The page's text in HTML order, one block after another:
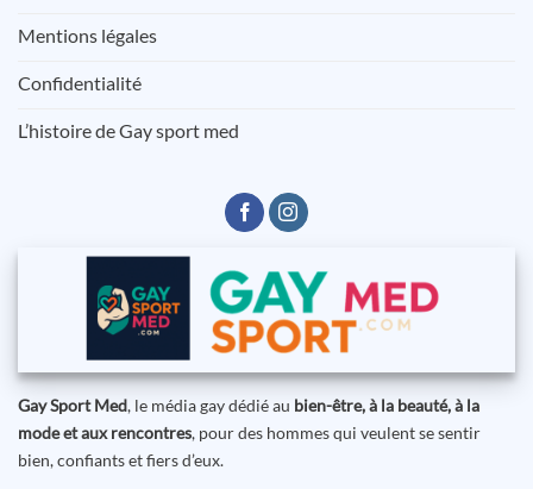
Mentions légales
Confidentialité
L’histoire de Gay sport med
Gay Sport Med, le média gay dédié au bien-être, à la beauté, à la
mode et aux rencontres, pour des hommes qui veulent se sentir
bien, confiants et fiers d’eux.